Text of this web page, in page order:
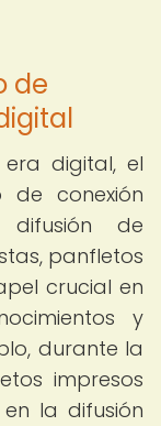
de
digital, el
conexión
de
panfletos
crucial en
y
durante la
impresos
la difusión